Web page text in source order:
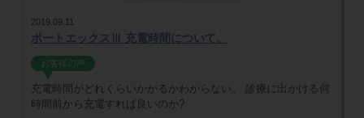
2019.09.11
ポートエックスⅢ 充電時間について。
お客様の声
充電時間がどれくらいかかるかわからない。 診療に出かける何
時間前から充電すれぱ良いのか?